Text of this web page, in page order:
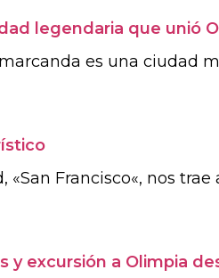
legendaria que unió
es una ciudad
Francisco«, nos trae
y excursión a Olimpia